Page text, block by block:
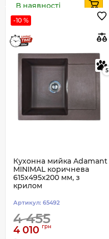
В наявності
-10 %
5
Кухонна мийка Adamant
MINIMAL коричнева
615x495x200 мм, з
крилом
Артикул: 65492
4 455
4 010 грн